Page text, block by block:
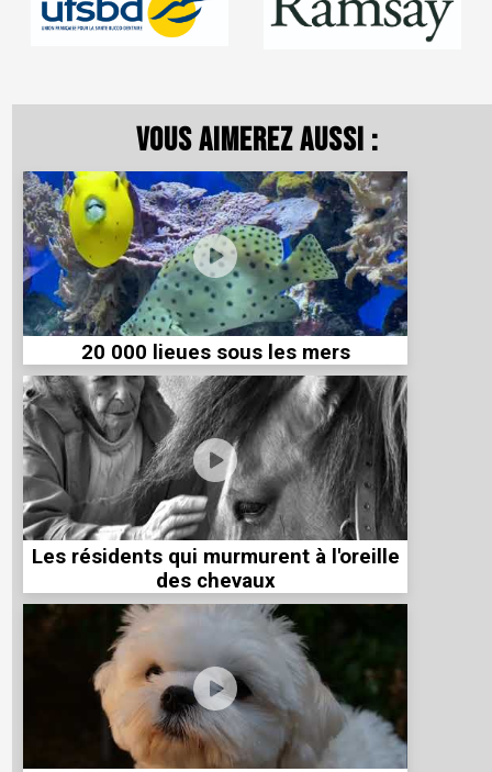
Vous aimerez aussi :
20 000 lieues sous les mers
Les résidents qui murmurent à l'oreille
des chevaux